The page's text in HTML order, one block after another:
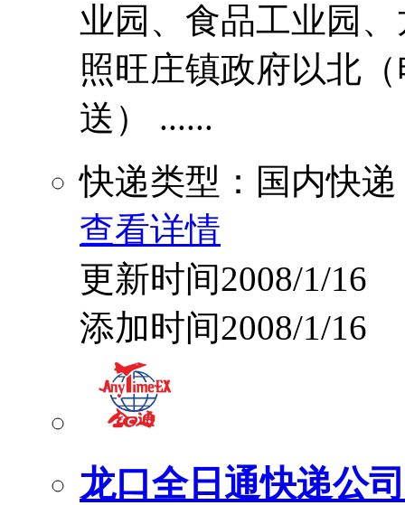
业园、食品工业园
照旺庄镇政府以北
送） ......
快递类型：国内快递
查看详情
更新时间2008/1/16
添加时间2008/1/16
龙口全日通快递公司